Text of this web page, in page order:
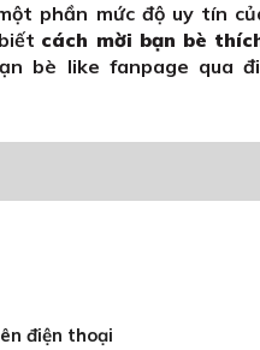
phần mức độ uy tín
cách mời bạn bè
bè like fanpage qua
điện thoại